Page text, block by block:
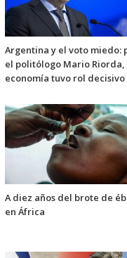
Argentina y el voto miedo:
el politólogo Mario Riorda,
economía tuvo rol decisivo
A diez años del brote de
en África